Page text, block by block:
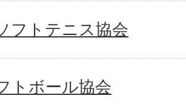
フトテニス協会
トボール協会